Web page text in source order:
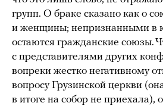
групп. О браке сказано как о
и женщины; непризнанными в
остаются гражданские союзы.
с представителями других
вопреки жестко негативному
вопросу Грузинской церкви
в итоге на собор не приехала),